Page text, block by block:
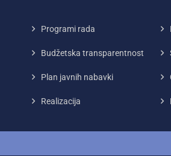
Programi rada
Budžetska transparentnost
Plan javnih nabavki
Realizacija